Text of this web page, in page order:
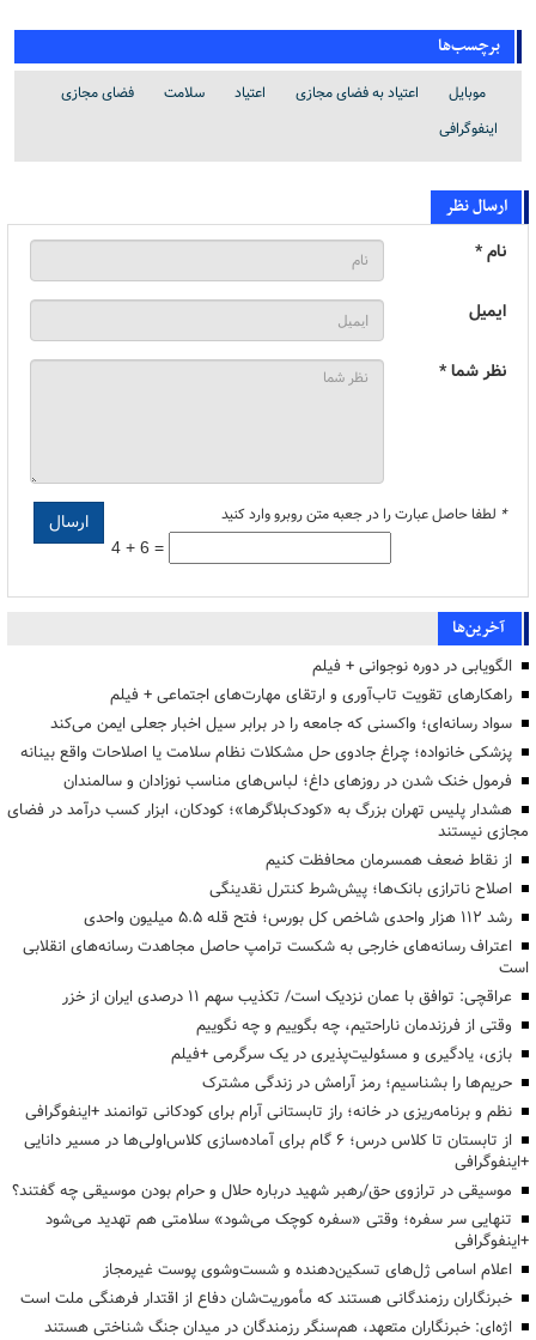
برچسب‌ها
موبایل اعتیاد به فضای مجازی اعتیاد سلامت
فضای مجازی
اینفوگرافی
ارسال نظر
نام *
ایمیل
نظر شما *
* لطفا حاصل عبارت را در جعبه متن روبرو وارد کنید
4 + 6 =
آخرین‌ها
الگویابی در دوره نوجوانی + فیلم
راهکارهای تقویت تاب‌آوری و ارتقای مهارت‌های اجتماعی + فیلم
سواد رسانه‌ای؛ واکسنی که جامعه را در برابر سیل اخبار جعلی ایمن می‌کند
پزشکی خانواده؛ چراغ جادوی حل مشکلات نظام سلامت یا اصلاحات واقع بینانه
فرمول خنک شدن در روزهای داغ؛ لباس‌های مناسب نوزادان و سالمندان
هشدار پلیس تهران بزرگ به «کودک‌بلاگرها»؛ کودکان، ابزار کسب درآمد در فضای
مجازی نیستند
از نقاط ضعف همسرمان محافظت کنیم
اصلاح ناترازی بانک‌ها؛ پیش‌شرط کنترل نقدینگی
رشد ۱۱۲ هزار واحدی شاخص کل بورس؛ فتح قله ۵.۵ میلیون واحدی
اعتراف رسانه‌های خارجی به شکست ترامپ حاصل مجاهدت رسانه‌های انقلابی
است
عراقچی: توافق با عمان نزدیک است/ تکذیب سهم ۱۱ درصدی ایران از خزر
وقتی از فرزندمان ناراحتیم، چه بگوییم و چه نگوییم
بازی، یادگیری و مسئولیت‌پذیری در یک سرگرمی +فیلم
حریم‌ها را بشناسیم؛ رمز آرامش در زندگی مشترک
نظم و برنامه‌ریزی در خانه؛ راز تابستانی آرام برای کودکانی توانمند +اینفوگرافی
از تابستان تا کلاس درس؛ ۶ گام برای آماده‌سازی کلاس‌اولی‌ها در مسیر دانایی
+اینفوگرافی
موسیقی در ترازوی حق/رهبر شهید درباره حلال و حرام بودن موسیقی چه گفتند؟
تنهایی سر سفره؛ وقتی «سفره کوچک می‌شود» سلامتی هم تهدید می‌شود
+اینفوگرافی
اعلام اسامی ژل‌های تسکین‌دهنده و شست‌وشوی پوست غیرمجاز
خبرنگاران رزمندگانی هستند که مأموریت‌شان دفاع از اقتدار فرهنگی ملت است
اژه‌ای: خبرنگاران متعهد، هم‌سنگر رزمندگان در میدان جنگ شناختی هستند